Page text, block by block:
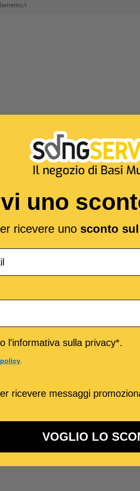
i
uno
ricevere uno sconto
l'informativa sulla privacy*.
.
ricevere messaggi
VOGLIO LO